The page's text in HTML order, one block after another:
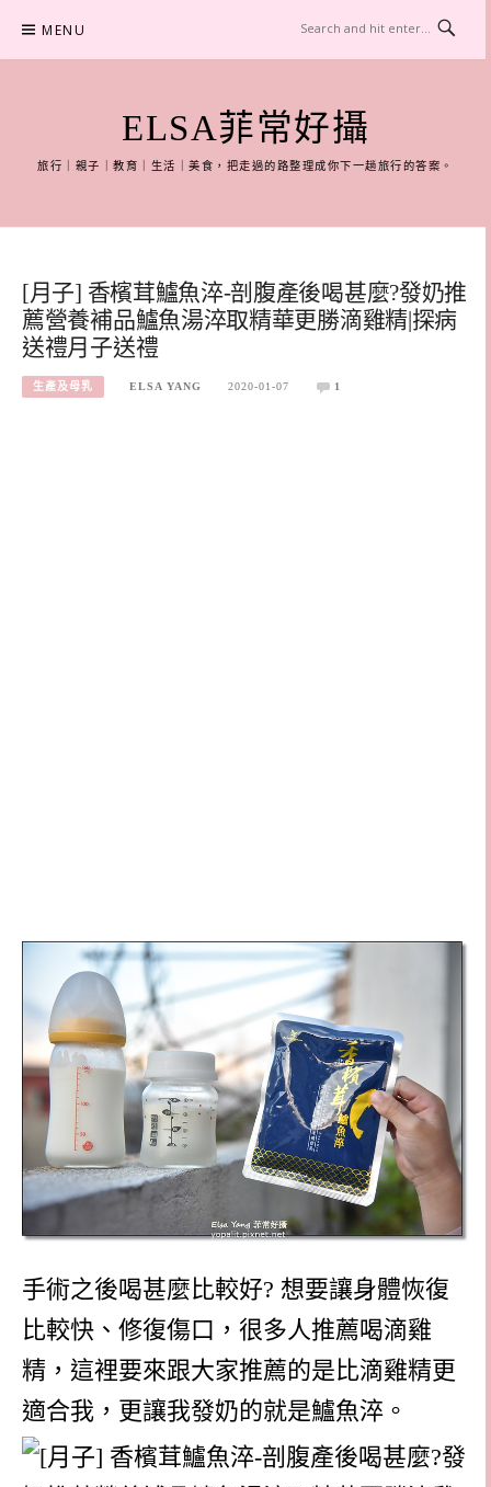
content
MENU
ELSA菲常好攝
旅行｜親子｜教育｜生活｜美食，把走過的路整理成你下一趟旅行的答案。
[月子] 香檳茸鱸魚淬-剖腹產後喝甚麼?發奶推
薦營養補品鱸魚湯淬取精華更勝滴雞精|探病
送禮月子送禮
生產及母乳 ELSA YANG 2020-01-07 1
手術之後喝甚麼比較好? 想要讓身體恢復
比較快、修復傷口，很多人推薦喝滴雞
精，這裡要來跟大家推薦的是比滴雞精更
適合我，更讓我發奶的就是鱸魚淬。